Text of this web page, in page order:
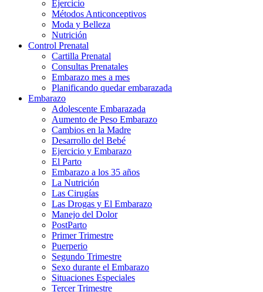
Ejercicio
Métodos Anticonceptivos
Moda y Belleza
Nutrición
Control Prenatal
Cartilla Prenatal
Consultas Prenatales
Embarazo mes a mes
Planificando quedar embarazada
Embarazo
Adolescente Embarazada
Aumento de Peso Embarazo
Cambios en la Madre
Desarrollo del Bebé
Ejercicio y Embarazo
El Parto
Embarazo a los 35 años
La Nutrición
Las Cirugías
Las Drogas y El Embarazo
Manejo del Dolor
PostParto
Primer Trimestre
Puerperio
Segundo Trimestre
Sexo durante el Embarazo
Situaciones Especiales
Tercer Trimestre